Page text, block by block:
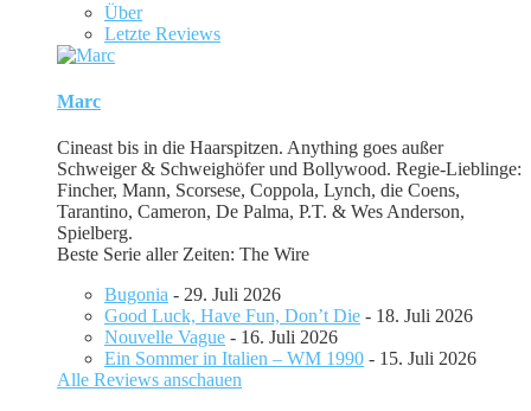
Über
Letzte Reviews
Marc
Cineast bis in die Haarspitzen. Anything goes außer
Schweiger & Schweighöfer und Bollywood. Regie-Lieblinge:
Fincher, Mann, Scorsese, Coppola, Lynch, die Coens,
Tarantino, Cameron, De Palma, P.T. & Wes Anderson,
Spielberg.
Beste Serie aller Zeiten: The Wire
Bugonia - 29. Juli 2026
Good Luck, Have Fun, Don’t Die - 18. Juli 2026
Nouvelle Vague - 16. Juli 2026
Ein Sommer in Italien – WM 1990 - 15. Juli 2026
Alle Reviews anschauen